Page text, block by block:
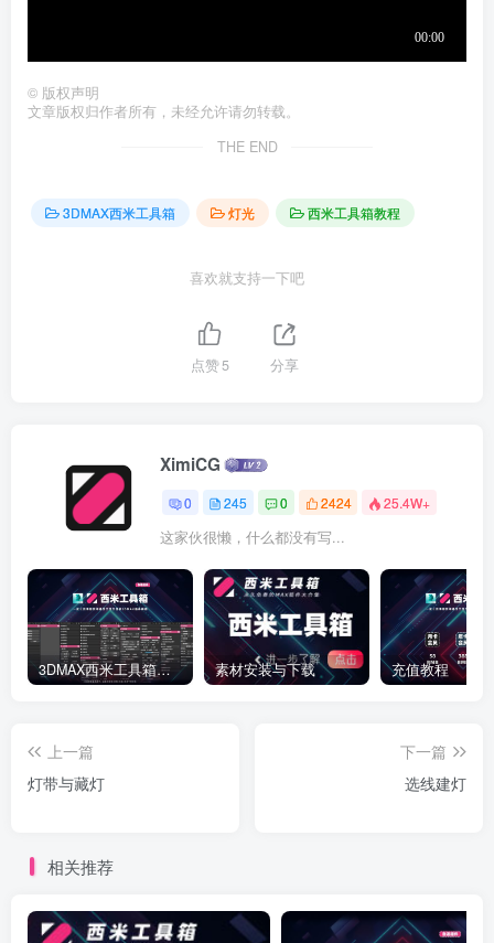
© 版权声明
文章版权归作者所有，未经允许请勿转载。
THE END
3DMAX西米工具箱 灯光 西米工具箱教程
喜欢就支持一下吧
点赞5 分享
XimiCG
0 245 0 2424 25.4W+
这家伙很懒，什么都没有写...
3DMAX西米工具箱下载 素材安装与下载 充值教程
上一篇
灯带与藏灯
下一篇
选线建灯
相关推荐